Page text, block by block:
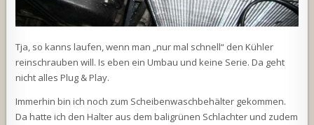
Tja, so kanns laufen, wenn man „nur mal schnell“ den Kühler
reinschrauben will. Is eben ein Umbau und keine Serie. Da geht
nicht alles Plug & Play.
Immerhin bin ich noch zum Scheibenwaschbehälter gekommen.
Da hatte ich den Halter aus dem baligrünen Schlachter und zudem